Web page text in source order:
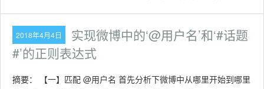
2018年4月4日
实现微博中的‘@用户名’和‘#话题
#’的正则表达式
摘要： 【一】匹配 @用户名 首先分析下微博中从哪里开始到哪里